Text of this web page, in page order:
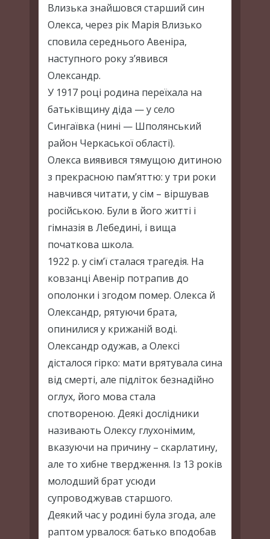
Влизька знайшовся старший син
Олекса, через рік Марія Влизько
сповила середнього Авеніра,
наступного року з’явився
Олександр.
У 1917 році родина переїхала на
батьківщину діда — у село
Сингаївка (нині — Шполянський
район Черкаської області).
Олекса виявився тямущою дитиною
з прекрасною пам’яттю: у три роки
навчився читати, у сім – віршував
російською. Були в його житті і
гімназія в Лебедині, і вища
початкова школа.
1922 р. у сім’ї сталася трагедія. На
ковзанці Авенір потрапив до
ополонки і згодом помер. Олекса й
Олександр, рятуючи брата,
опинилися у крижаній воді.
Олександр одужав, а Олексі
дісталося гірко: мати врятувала сина
від смерті, але підліток безнадійно
оглух, його мова стала
спотвореною. Деякі дослідники
називають Олексу глухонімим,
вказуючи на причину – скарлатину,
але то хибне твердження. Із 13 років
молодший брат усюди
супроводжував старшого.
Деякий час у родині була згода, але
раптом урвалося: батько вподобав